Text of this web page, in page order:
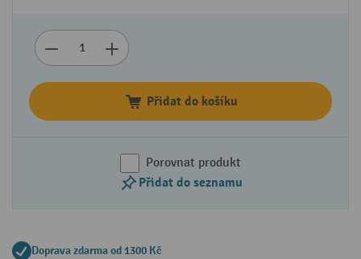
Přidat do košíku
Porovnat produkt
Přidat do seznamu
Doprava zdarma od 1300 Kč